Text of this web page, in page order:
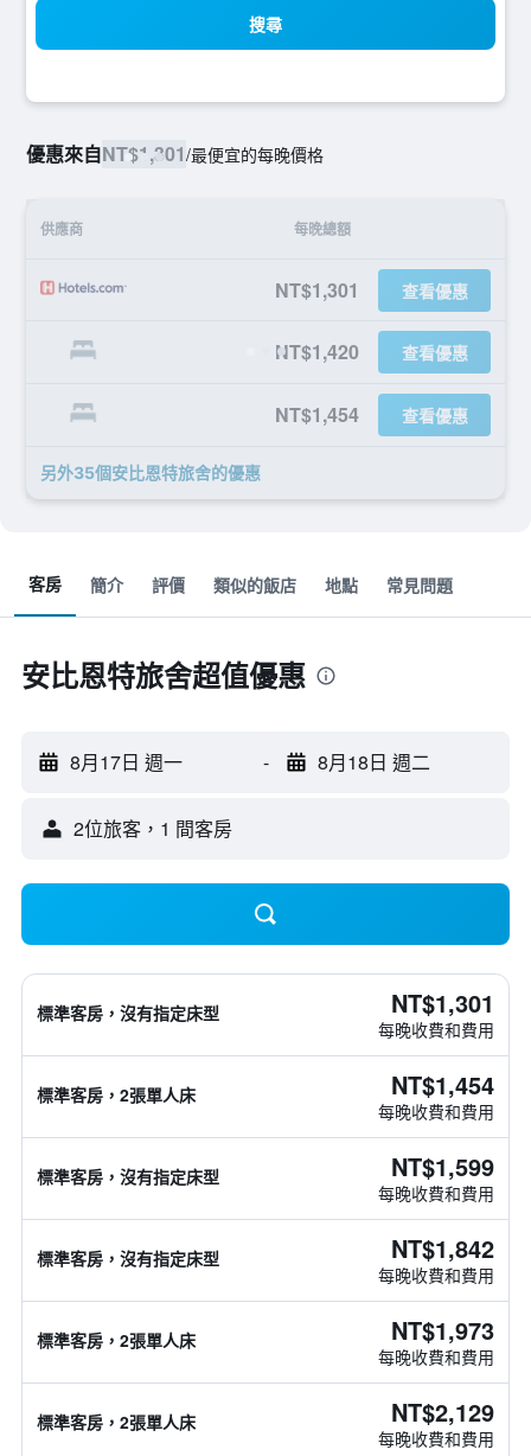
搜尋
優惠來自NT$1,301/最便宜的每晚價格
供應商 每晚總額
NT$1,301 查看優惠
NT$1,420 查看優惠
NT$1,454 查看優惠
另外35個安比恩特旅舍​的優惠
客房 簡介 評價 類似的飯店 地點 常見問題
安比恩特旅舍超值優惠
8月17日 週一 - 8月18日 週二
2位旅客，1 間客房
標準客房，沒有指定床型 NT$1,301
每晚收費和費用
標準客房，2張單人床 NT$1,454
每晚收費和費用
標準客房，沒有指定床型 NT$1,599
每晚收費和費用
標準客房，沒有指定床型 NT$1,842
每晚收費和費用
標準客房，2張單人床 NT$1,973
每晚收費和費用
標準客房，2張單人床 NT$2,129
每晚收費和費用